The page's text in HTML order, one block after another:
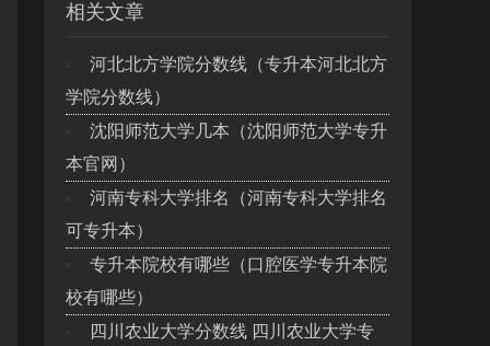
相关文章
河北北方学院分数线（专升本河北北方
学院分数线）
沈阳师范大学几本（沈阳师范大学专升
本官网）
河南专科大学排名（河南专科大学排名
可专升本）
专升本院校有哪些（口腔医学专升本院
校有哪些）
四川农业大学分数线 四川农业大学专